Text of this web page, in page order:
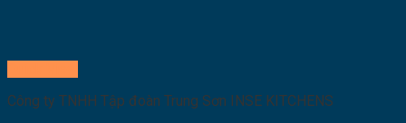
Công ty TNHH Tập đoàn Trung Sơn INSE KITCHENS